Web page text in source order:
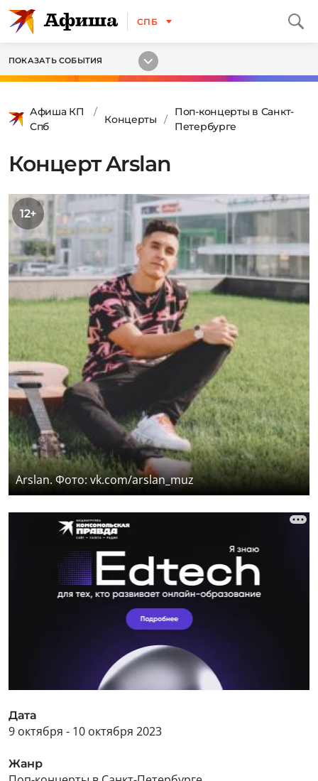
СПБ
ПОКАЗАТЬ СОБЫТИЯ
Афиша КП
Спб
Концерты
Поп-концерты в Санкт-
Петербурге
Концерт Arslan
12+
Arslan. Фото: vk.com/arslan_muz
Дата
9 октября - 10 октября 2023
Жанр